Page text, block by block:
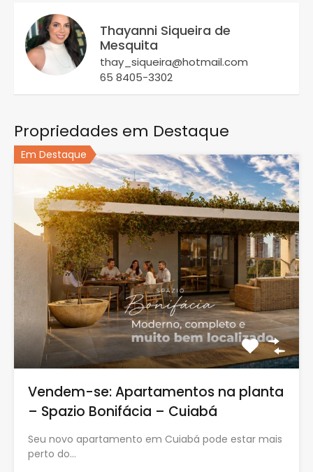
Thayanni Siqueira de
Mesquita
thay_siqueira@hotmail.com
65 8405-3302
Propriedades em Destaque
Em Destaque
Vendem-se: Apartamentos na planta
– Spazio Bonifácia – Cuiabá
Seu novo apartamento em Cuiabá pode estar mais
perto do…